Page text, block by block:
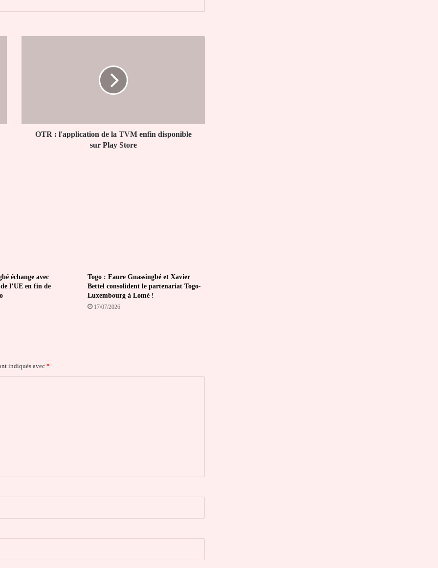
sur
OTR : l'application de la TVM enfin disponible
sur Play Store
échange avec
l’UE en fin de
Togo : Faure Gnassingbé et Xavier
Bettel consolident le partenariat Togo-
Luxembourg à Lomé !
17/07/2026
indiqués avec*